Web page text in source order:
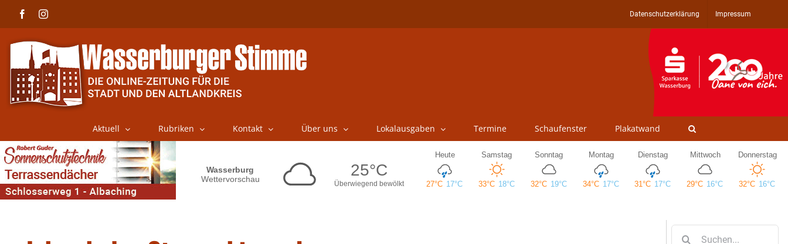
FacebookInstagram Datenschutzerklärung Impressum
Aktuell Rubriken Kontakt Über uns Lokalausgaben Termine Schaufenster Plakatwand